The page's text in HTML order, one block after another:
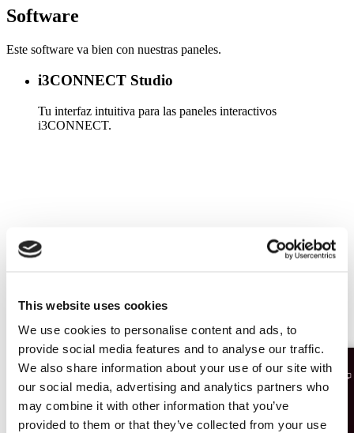
This website uses cookies
We use cookies to personalise content and ads, to
provide social media features and to analyse our traffic.
We also share information about your use of our site with
our social media, advertising and analytics partners who
may combine it with other information that you’ve
provided to them or that they’ve collected from your use
Software
Este software va bien con nuestras paneles.
i3CONNECT Studio
Tu interfaz intuitiva para las paneles interactivos
i3CONNECT.